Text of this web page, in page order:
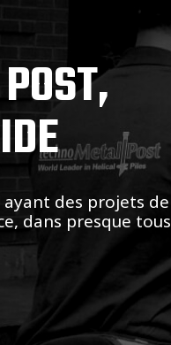
des projets de
dans presque tous